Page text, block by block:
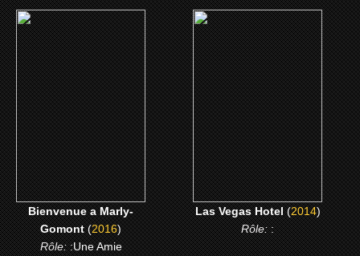
(2016)
Bienvenue a Marly-
Gomont
CLICK ME
Bienvenue a Marly-
Gomont(2016)
Rôle::Une Amie
(2014)
Las Vegas Hotel
CLICK ME
Las Vegas Hotel(2014)
Rôle::